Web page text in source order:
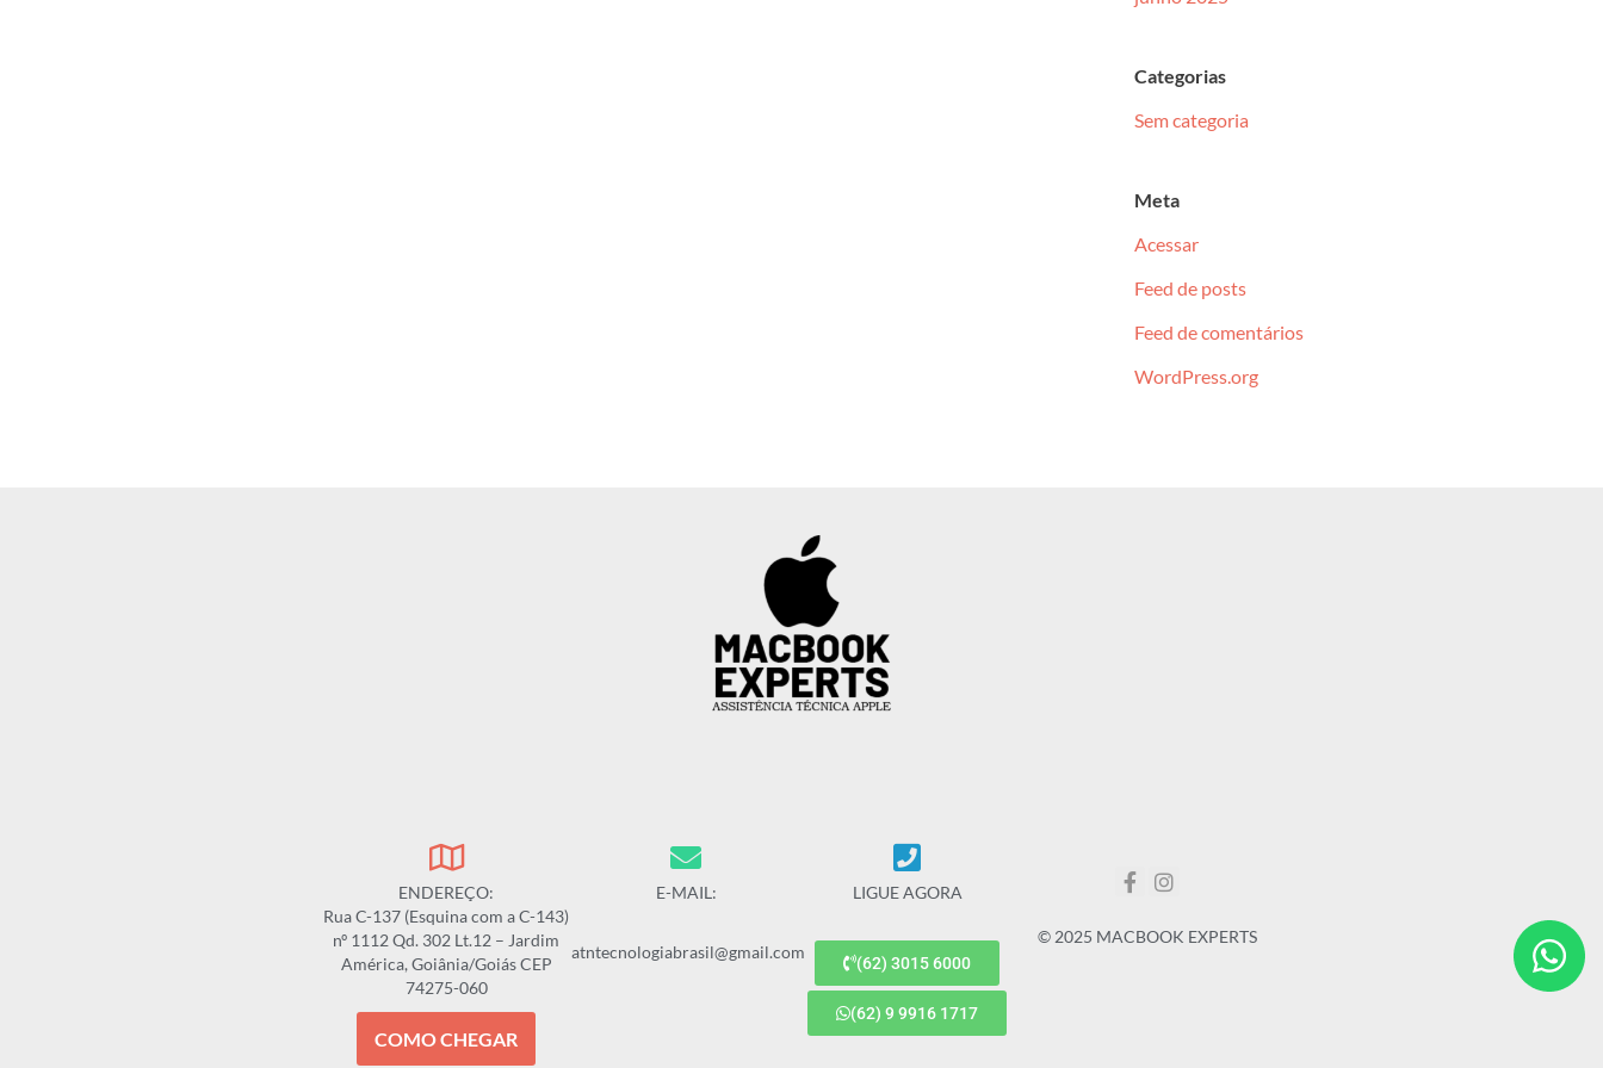
Categorias
Sem categoria
Meta
Acessar
Feed de posts
Feed de comentários
WordPress.org
ENDEREÇO:
Rua C-137 (Esquina com a C-143)
nº 1112 Qd. 302 Lt.12 – Jardim
América, Goiânia/Goiás CEP
74275-060
COMO CHEGAR
E-MAIL:
atntecnologiabrasil@gmail.com
LIGUE AGORA
(62) 3015 6000
(62) 9 9916 1717
© 2025 MACBOOK EXPERTS